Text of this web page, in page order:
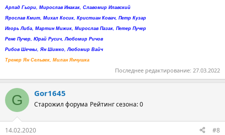
Арпад Гьори, Мирослав Инакак, Славомир Илавский
Ярослав Кмит, Михал Косик, Кристиан Ковач, Петр Кузар
Игорь Либа, Мартин Мижик, Мирослав Пазак, Петер Пучер
Рене Пучер, Юрай Русич, Любомир Ричов
Рибов Шечны, Ян Шимко, Любомир Вайч
Тренер Ян Сельвек, Милан Янчушка
Последнее редактирование: 27.03.2022
G Gor1645
Старожил форума Рейтинг сезона: 0
14.02.2020 #8